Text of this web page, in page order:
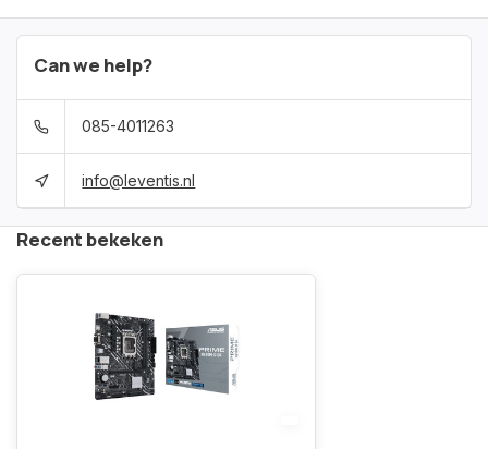
Can we help?
085-4011263
info@leventis.nl
Recent bekeken